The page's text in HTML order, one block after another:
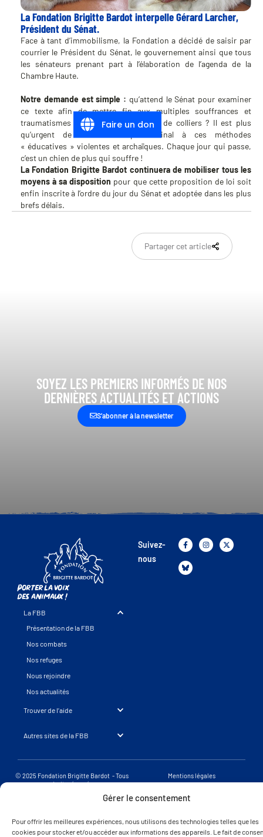
Gérer le consentement
Pour offrir les meilleures expériences, nous utilisons des technologies telles que les
cookies pour stocker et/ou accéder aux informations des appareils. Le fait de
La Fondation Brigitte Bardot interpelle Gérard Larcher,
Président du Sénat.
Face à tant d’immobilisme, la Fondation a décidé de saisir par
courrier le Président du Sénat, le gouvernement ainsi que tous
les sénateurs prenant part à l’élaboration de l’agenda de la
Chambre Haute.
Notre demande est simple : qu’attend le Sénat pour examiner
ce texte afin de mettre fin aux multiples souffrances et
traumatismes engendrés par ce type de colliers ? Il est plus
qu’urgent de mettre un point final à ces méthodes
« éducatives » violentes et archaïques. Chaque jour qui passe,
c’est un chien de plus qui souffre !
La Fondation Brigitte Bardot continuera de mobiliser tous les
moyens à sa disposition pour que cette proposition de loi soit
enfin inscrite à l’ordre du jour du Sénat et adoptée dans les plus
brefs délais.
Partager cet article
SOYEZ LES PREMIERS INFORMÉS DE NOS
DERNIÈRES ACTUALITÉS ET ACTIONS
S’abonner à la newsletter
Porter la voix
des animaux !
La FBB
Présentation de la FBB
Nos combats
Nos refuges
Nous rejoindre
Nos actualités
Trouver de l’aide
Autres sites de la FBB
Suivez-
nous
© 2025 Fondation Brigitte Bardot - Tous
droits réservés
Mentions légales
Faire un don